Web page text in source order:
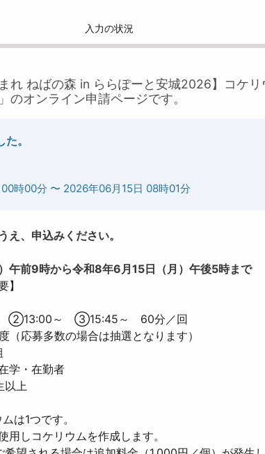
入力の状況
まれ ねばの森 in ららぽーと安城2026】コケ
」のオンライン申請ページです。
。
時00分 〜 2026年06月15日 08時01分
え、申込みください。
午前9時から令和8年6月15日（月）午後5時まで
】
②13:00～　③15:45～　60分／回
（応募多数の場合は抽選となります）
学・在勤者
以上
は1つです。
用しコケリウムを作成します。